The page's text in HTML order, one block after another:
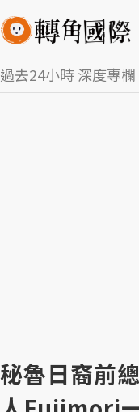
過去24小時深度專欄
秘魯日裔前